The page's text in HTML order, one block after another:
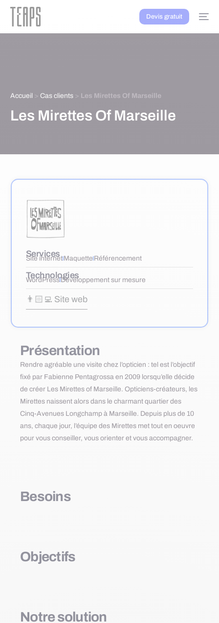
Devis gratuit
Accueil >Cas clients > Les Mirettes Of Marseille
Les Mirettes Of Marseille
Présentation
Rendre agréable une visite chez l’opticien : tel est l’objectif
fixé par Fabienne Pentagrossa en 2009 lorsqu’elle décide
de créer Les Mirettes of Marseille. Opticiens-créateurs, les
Mirettes naissent alors dans le charmant quartier des
Cinq-Avenues Longchamp à Marseille. Depuis plus de 10
ans, chaque jour, l’équipe des Mirettes met tout en oeuvre
pour vous conseiller, vous orienter et vous accompagner.
Besoins
Objectifs
Notre solution
Services
Site internetMaquetteRéférencement
Technologies
WordPressDéveloppement sur mesure
👨🏻‍💻 Site web